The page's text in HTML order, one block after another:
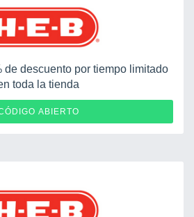
de descuento por tiempo limitado
toda la tienda
ABIERTOTORSTTSSERM